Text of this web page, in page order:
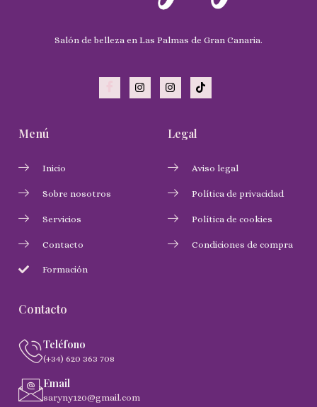
Salón de belleza en Las Palmas de Gran Canaria.
Menú
Inicio
Sobre nosotros
Servicios
Contacto
Formación
Legal
Aviso legal
Política de privacidad
Política de cookies
Condiciones de compra
Contacto
Teléfono
(+34) 620 363 708
Email
saryny120@gmail.com